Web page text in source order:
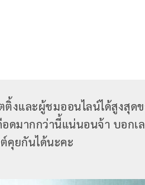
ติ้งและผู้ชมออนไลน์ได้สูงสุด
ดมากกว่านี้แน่นอนจ้า บอกเ
คุยกันได้นะคะ